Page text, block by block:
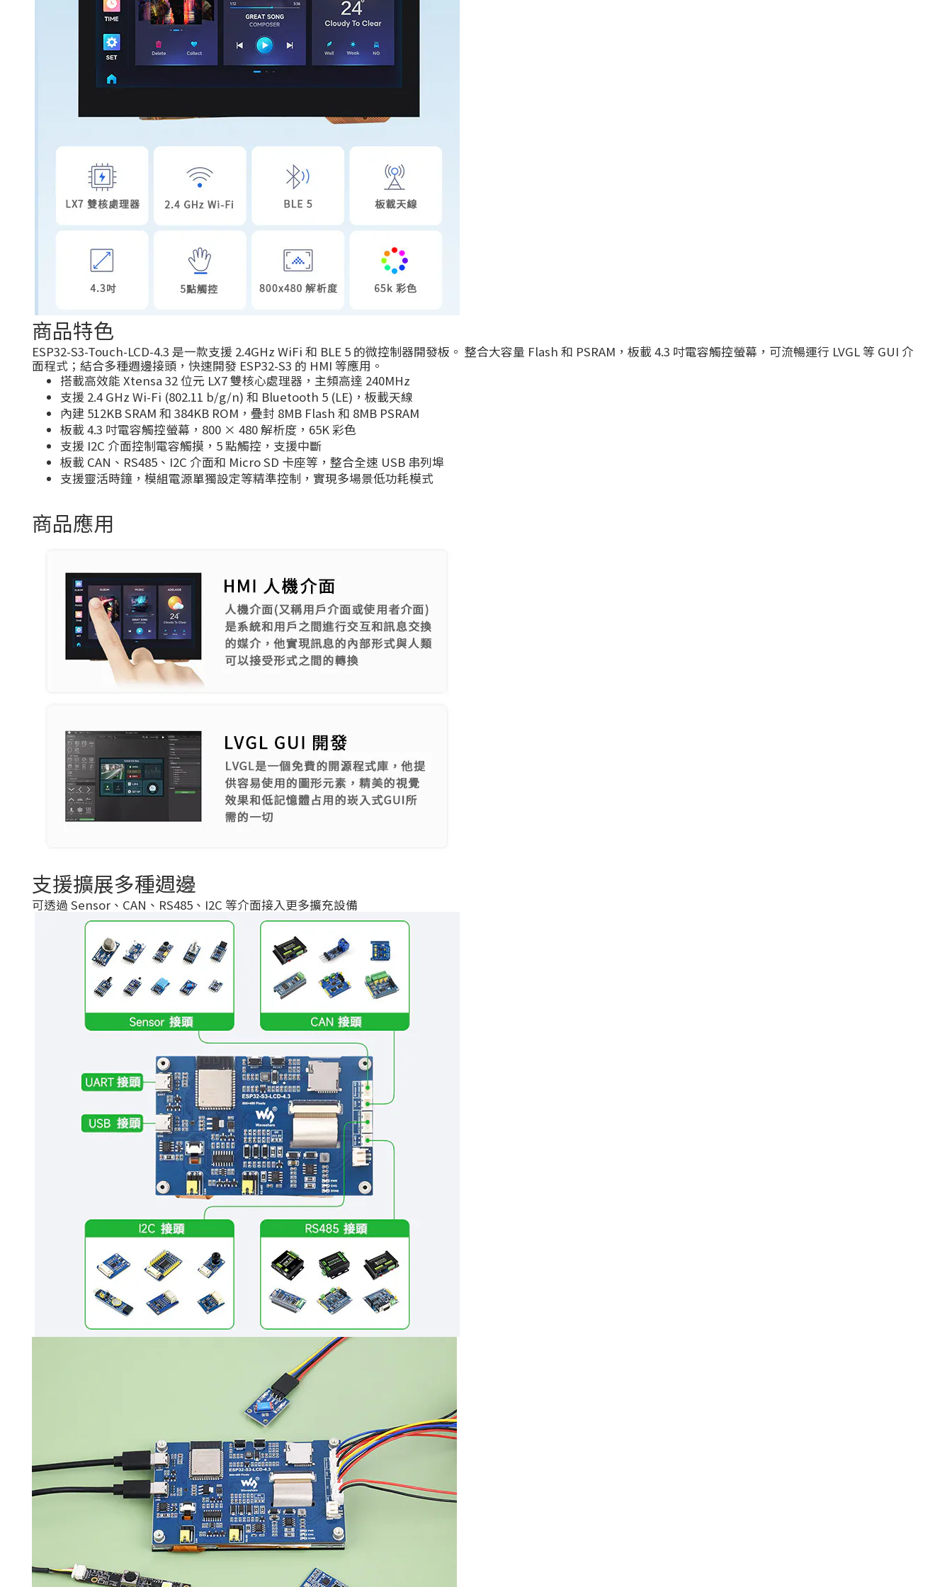
商品特色
ESP32-S3-Touch-LCD-4.3 是一款支援 2.4GHz WiFi 和 BLE 5 的微控制器開發板。 整合大容量 Flash 和 PSRAM，板載 4.3 吋電容觸控螢幕，可流暢運行 LVGL 等 GUI 介
面程式；結合多種週邊接頭，快速開發 ESP32-S3 的 HMI 等應用。
搭載高效能 Xtensa 32 位元 LX7 雙核心處理器，主頻高達 240MHz
支援 2.4 GHz Wi-Fi (802.11 b/g/n) 和 Bluetooth 5 (LE)，板載天線
內建 512KB SRAM 和 384KB ROM，疊封 8MB Flash 和 8MB PSRAM
板載 4.3 吋電容觸控螢幕，800 × 480 解析度，65K 彩色
支援 I2C 介面控制電容觸摸，5 點觸控，支援中斷
板載 CAN、RS485、I2C 介面和 Micro SD 卡座等，整合全速 USB 串列埠
支援靈活時鐘，模組電源單獨設定等精準控制，實現多場景低功耗模式
商品應用
支援擴展多種週邊
可透過 Sensor、CAN、RS485、I2C 等介面接入更多擴充設備